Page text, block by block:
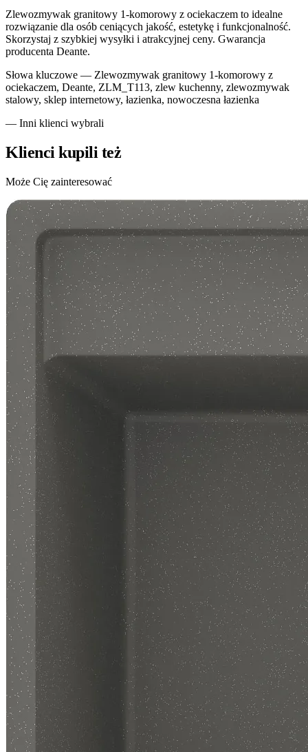
Zlewozmywak granitowy 1-komorowy z ociekaczem to idealne
rozwiązanie dla osób ceniących jakość, estetykę i funkcjonalność.
Skorzystaj z szybkiej wysyłki i atrakcyjnej ceny. Gwarancja
producenta Deante.
Słowa kluczowe — Zlewozmywak granitowy 1-komorowy z
ociekaczem, Deante, ZLM_T113, zlew kuchenny, zlewozmywak
stalowy, sklep internetowy, łazienka, nowoczesna łazienka
— Inni klienci wybrali
Klienci kupili też
Może Cię zainteresować